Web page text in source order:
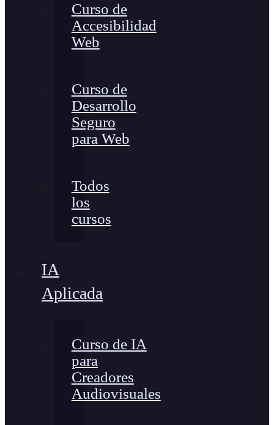
Curso de
Accesibilidad
Web
Curso de
Desarrollo
Seguro
para Web
Todos
los
cursos
IA
Aplicada
Curso de IA
para
Creadores
Audiovisuales